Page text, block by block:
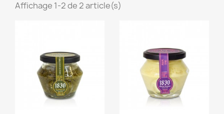
Affichage 1-2 de 2 article(s)